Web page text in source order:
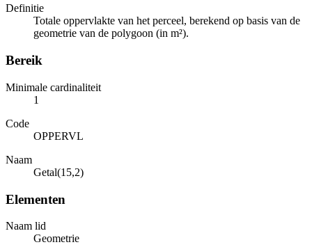
Definitie
Totale oppervlakte van het perceel, berekend op basis van de
geometrie van de polygoon (in m²).
Bereik
Minimale cardinaliteit
1
Code
OPPERVL
Naam
Getal(15,2)
Elementen
Naam lid
Geometrie